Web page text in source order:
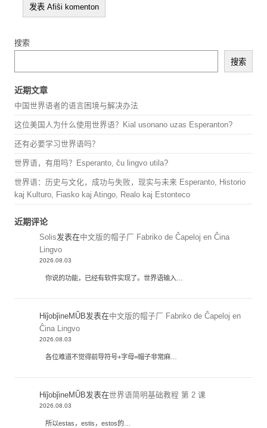
搜索
搜索
近期文章
中国世界语者的语言困境与解决办法
这位美国人为什么使用世界语？Kial usonano uzas Esperanton?
还有必要学习世界语吗？
世界语，有用吗？Esperanto, ĉu lingvo utila?
世界语：历史与文化，成功与失败，现实与未来 Esperanto, Historio
kaj Kulturo, Fiasko kaj Atingo, Realo kaj Estonteco
近期评论
Solis发表在中文版的帽子厂 Fabriko de Ĉapeloj en Ĉina
Lingvo
2026.08.03
你说的功能，已经有软件实现了。世界语输入…
HiĵobĵineMŬB发表在中文版的帽子厂 Fabriko de Ĉapeloj en
Ĉina Lingvo
2026.08.03
各位难道不觉得前导符号+字母=帽子非常麻…
HiĵobĵineMŬB发表在世界语简明基础教程 第 2 课
2026.08.03
所以estas，estis，estos的…